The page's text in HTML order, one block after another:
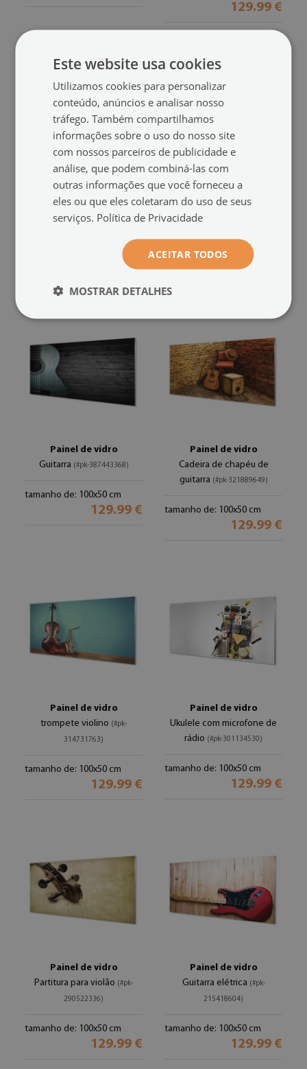
129.99 €
Painel de vidro
Homem da guitarra(#pk-
458805415)
129.99 €
Painel de vidro
Partitura colorida para violão
(#pk-411387025)
tamanho de: 100x50 cm
129.99 €
Painel de vidro
Guitarra (#pk-387443368)
tamanho de: 100x50 cm
129.99 €
Painel de vidro
Cadeira de chapéu de
guitarra (#pk-321889649)
tamanho de: 100x50 cm
129.99 €
Painel de vidro
trompete violino (#pk-
314731763)
tamanho de: 100x50 cm
129.99 €
Painel de vidro
Ukulele com microfone de
rádio (#pk-301134530)
tamanho de: 100x50 cm
129.99 €
Painel de vidro
Partitura para violão (#pk-
290522336)
tamanho de: 100x50 cm
129.99 €
Painel de vidro
Guitarra elétrica (#pk-
215418604)
tamanho de: 100x50 cm
129.99 €
Este website usa cookies
Utilizamos cookies para personalizar
conteúdo, anúncios e analisar nosso
tráfego. Também compartilhamos
informações sobre o uso do nosso site
com nossos parceiros de publicidade e
análise, que podem combiná-las com
outras informações que você forneceu a
eles ou que eles coletaram do uso de seus
serviços. Política de Privacidade
ACEITAR TODOS
MOSTRAR DETALHES